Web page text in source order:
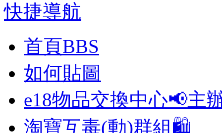
快捷導航
首頁BBS
如何貼圖
e18物品交換中心📢主
淘寶互毒(動)群組🛍️